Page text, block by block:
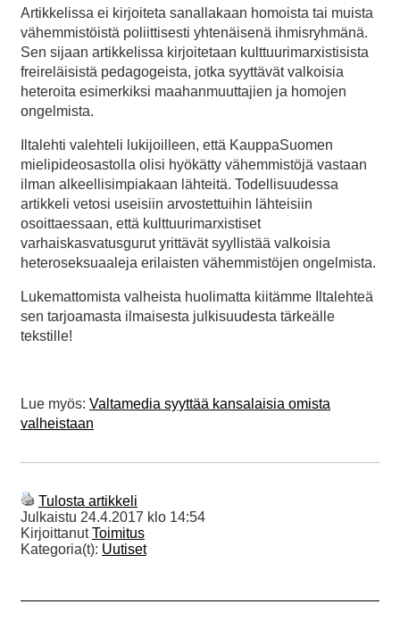
Artikkelissa ei kirjoiteta sanallakaan homoista tai muista
vähemmistöistä poliittisesti yhtenäisenä ihmisryhmänä.
Sen sijaan artikkelissa kirjoitetaan kulttuurimarxistisista
freireläisistä pedagogeista, jotka syyttävät valkoisia
heteroita esimerkiksi maahanmuuttajien ja homojen
ongelmista.
Iltalehti valehteli lukijoilleen, että KauppaSuomen
mielipideosastolla olisi hyökätty vähemmistöjä vastaan
ilman alkeellisimpiakaan lähteitä. Todellisuudessa
artikkeli vetosi useisiin arvostettuihin lähteisiin
osoittaessaan, että kulttuurimarxistiset
varhaiskasvatusgurut yrittävät syyllistää valkoisia
heteroseksuaaleja erilaisten vähemmistöjen ongelmista.
Lukemattomista valheista huolimatta kiitämme Iltalehteä
sen tarjoamasta ilmaisesta julkisuudesta tärkeälle
tekstille!
Lue myös: Valtamedia syyttää kansalaisia omista
valheistaan
Tulosta artikkeli
Julkaistu 24.4.2017 klo 14:54
KirjoittanutToimitus
Kategoria(t): Uutiset